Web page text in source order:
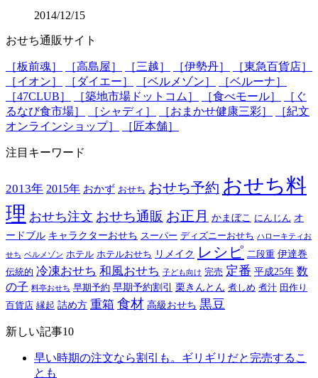
2014/12/15
おせち通販サイト
［板前魂］ ［高島屋］ ［三越］ ［伊勢丹］
［東急百貨店］
［イオン］
［ダイエー］ ［ベルメゾン］
［ベルーナ］
［47CLUB］
［築地市場ドットコム］ ［食べモール］
［ぐ
るなび食市場］
［シャディ］ ［おまかせ健康三彩］
［紀文
オンラインショップ］
［匠本舗］
注目キーワード
2013年 2015年 おかず おせち おせち予約 おせち料
理 おせち注文 おせち通販 お正月 かまぼこ にんじん オ
ードブル キャラクターおせち スーパー ディズニーおせち ハローキティお
せち ベルメゾン ホテル ホテルおせち リメイク レシピ 二段重 伊達巻
伝統的 冷凍おせち 和風おせち 子ども向け 完売 定番 平成25年 数
の子 料亭おせち 早期予約 早期予約割引 栗きんとん 煮しめ 煮汁 田作り
百貨店 縁起 詰め方 重箱 食材 高級おせち 黒豆
新しい記事10
早い時期の注文なら割引も。ギリギリだと完売するこ
とも